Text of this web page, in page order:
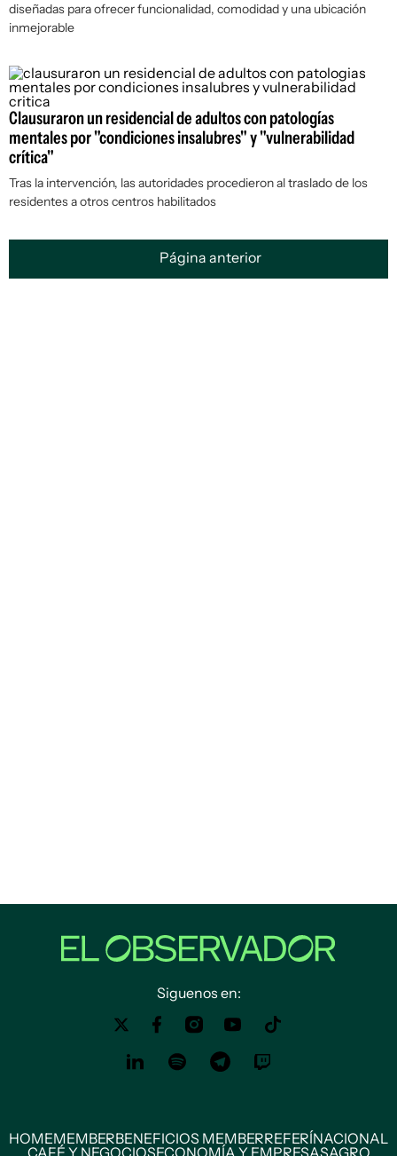
diseñadas para ofrecer funcionalidad, comodidad y una ubicación
inmejorable
Clausuraron un residencial de adultos con patologías
mentales por "condiciones insalubres" y "vulnerabilidad
crítica"
Tras la intervención, las autoridades procedieron al traslado de los
residentes a otros centros habilitados
Página anterior
Siguenos en:
HOMEMEMBERBENEFICIOS MEMBERREFERÍNACIONAL